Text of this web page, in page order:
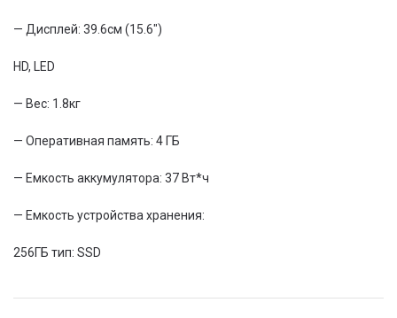
— Дисплей: 39.6см (15.6″)
HD, LED
— Вес: 1.8кг
— Оперативная память: 4 ГБ
— Емкость аккумулятора: 37 Вт*ч
— Емкость устройства хранения:
256ГБ тип: SSD